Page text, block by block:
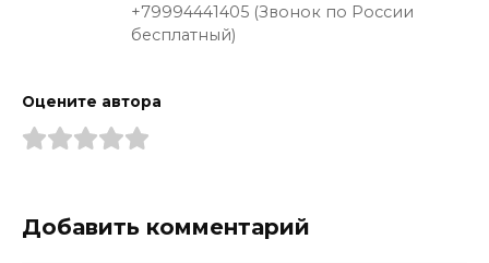
+79994441405 (Звонок по России
бесплатный)
Оцените автора
Добавить комментарий